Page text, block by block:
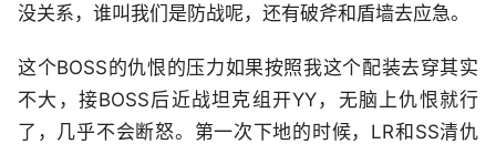
没关系，谁叫我们是防战呢，还有破斧和盾墙去应急。
这个BOSS的仇恨的压力如果按照我这个配装去穿其实
不大，接BOSS后近战坦克组开YY，无脑上仇恨就行
了，几乎不会断怒。第一次下地的时候，LR和SS清仇